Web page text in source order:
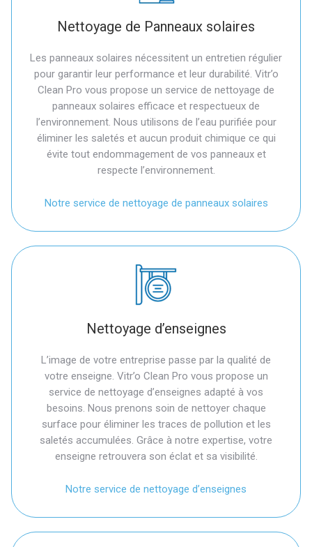
Nettoyage de Panneaux solaires
Les panneaux solaires nécessitent un entretien régulier
pour garantir leur performance et leur durabilité. Vitr’o
Clean Pro vous propose un service de nettoyage de
panneaux solaires efficace et respectueux de
l’environnement. Nous utilisons de l’eau purifiée pour
éliminer les saletés et aucun produit chimique ce qui
évite tout endommagement de vos panneaux et
respecte l’environnement.
Notre service de nettoyage de panneaux solaires
Nettoyage d’enseignes
L’image de votre entreprise passe par la qualité de
votre enseigne. Vitr’o Clean Pro vous propose un
service de nettoyage d’enseignes adapté à vos
besoins. Nous prenons soin de nettoyer chaque
surface pour éliminer les traces de pollution et les
saletés accumulées. Grâce à notre expertise, votre
enseigne retrouvera son éclat et sa visibilité.
Notre service de nettoyage d’enseignes